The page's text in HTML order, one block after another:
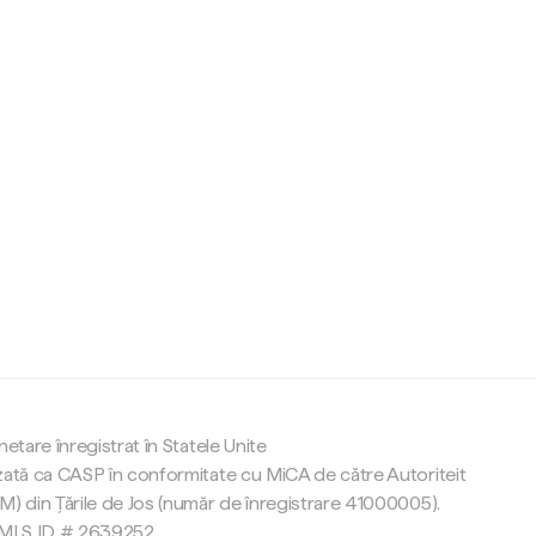
înregistrat în Statele Unite
ca CASP în conformitate cu MiCA de către Autoriteit
din Țările de Jos (număr de înregistrare 41000005).